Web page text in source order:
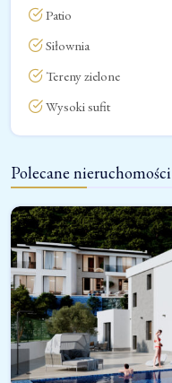
Patio
Siłownia
Tereny zielone
Wysoki sufit
Polecane nieruchomości